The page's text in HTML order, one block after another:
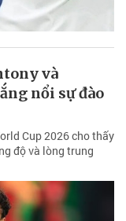
và
nổi sự đào
Cup 2026 cho thấy
độ và lòng trung